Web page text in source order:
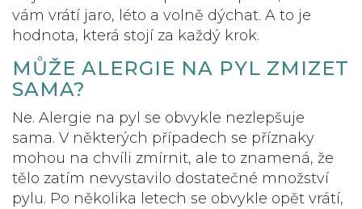
vám vrátí jaro, léto a volně dýchat. A to je
hodnota, která stojí za každý krok.
MŮŽE ALERGIE NA PYL ZMIZET
SAMA?
Ne. Alergie na pyl se obvykle nezlepšuje
sama. V některých případech se příznaky
mohou na chvíli zmírnit, ale to znamená, že
tělo zatím nevystavilo dostatečné množství
pylu. Po několika letech se obvykle opět vrátí,